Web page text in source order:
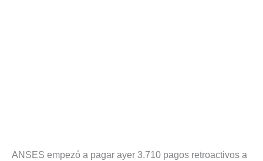
ANSES empezó a pagar ayer 3.710 pagos retroactivos a